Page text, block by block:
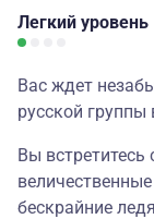
Легкий уровень
Вас ждет
русской группы
Вы
бескрайние